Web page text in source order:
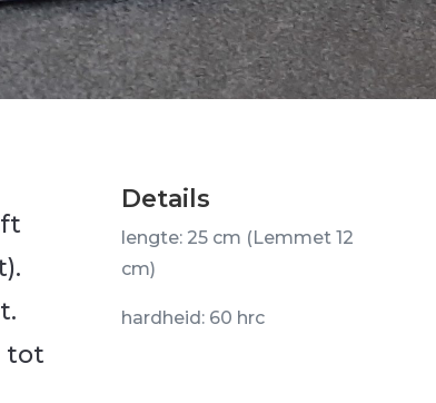
tot
Details
lengte: 25cm (Lemmet 12
cm)
hardheid: 60 hrc